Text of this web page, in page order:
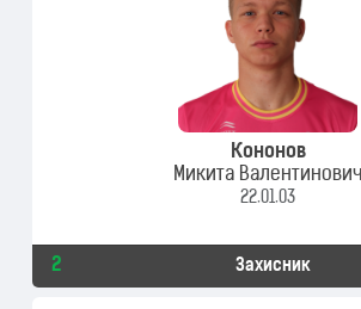
Кононов
Микита Валентинович
22.01.03
2 Захисник